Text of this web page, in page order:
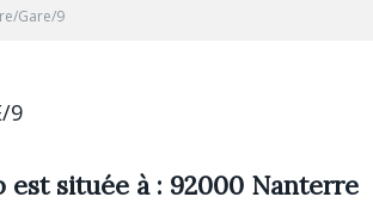
Gare/9
9
située à : 92000 Nanterre